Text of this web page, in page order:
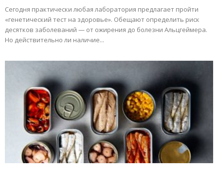
Сегодня практически любая лаборатория предлагает пройти
«генетический тест на здоровье». Обещают определить риск
десятков заболеваний — от ожирения до болезни Альцгеймера.
Но действительно ли наличие...